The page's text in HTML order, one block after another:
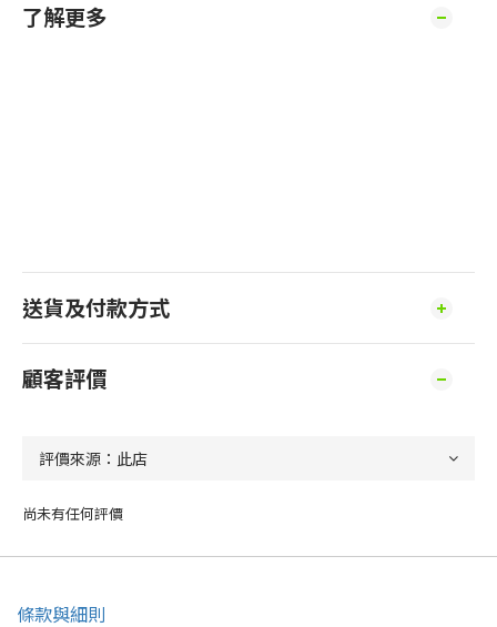
了解更多
送貨及付款方式
顧客評價
尚未有任何評價
條款與細則